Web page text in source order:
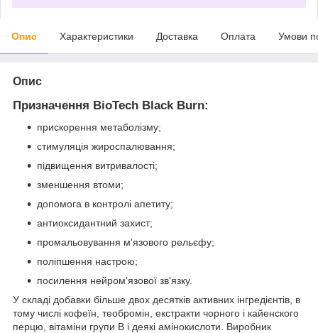
Опис Характеристики Доставка Оплата Умови
Опис
Призначення BioTech Black Burn:
прискорення метаболізму;
стимуляція жироспалювання;
підвищення витривалості;
зменшення втоми;
допомога в контролі апетиту;
антиоксидантний захист;
промальовування м'язового рельєфу;
поліпшення настрою;
посилення нейром'язової зв'язку.
У складі добавки більше двох десятків активних інгредієнтів, в
тому числі кофеїн, теобромін, екстракти чорного і кайенского
перцю, вітаміни групи В і деякі амінокислоти. Виробник